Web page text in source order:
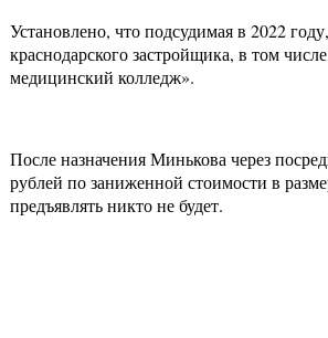
Установлено, что подсудимая в 2022
краснодарского застройщика, в том
медицинский колледж».
После назначения Минькова через
рублей по заниженной стоимости в
предъявлять никто не будет.